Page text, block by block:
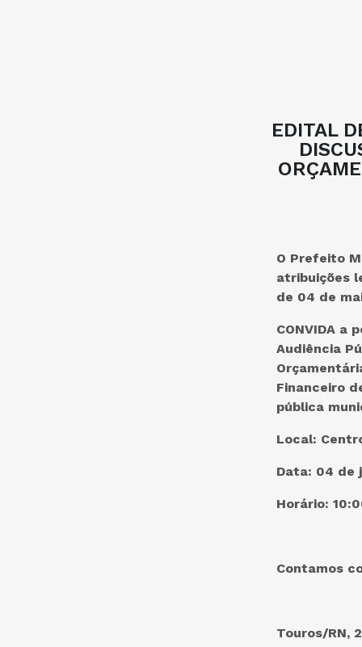
EDITAL
O Prefeito
atribuições
de 04 de
CONVIDA a
Audiência
Financeiro
pública
Local:
Data: 04 de
Horário:
Contamos
Touros/RN,